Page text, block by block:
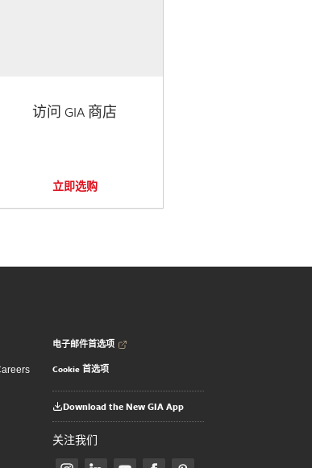
访问 GIA 商店
立即选购
电子邮件首选项
Cookie 首选项
Download the New GIA App
关注我们